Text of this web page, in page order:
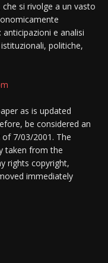
si rivolge a un vasto
e analisi
politiche,
as is updated
be considered an
7/03/2001. The
taken from the
rights copyright,
immediately